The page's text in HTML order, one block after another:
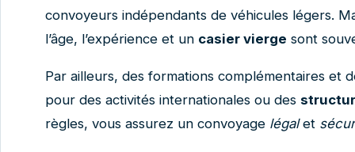
convoyeurs indépendants de véhicules légers.
l’âge, l’expérience et un casier vierge sont
Par ailleurs, des formations complémentaires et
pour des activités internationales ou des
règles, vous assurez un convoyage légalet